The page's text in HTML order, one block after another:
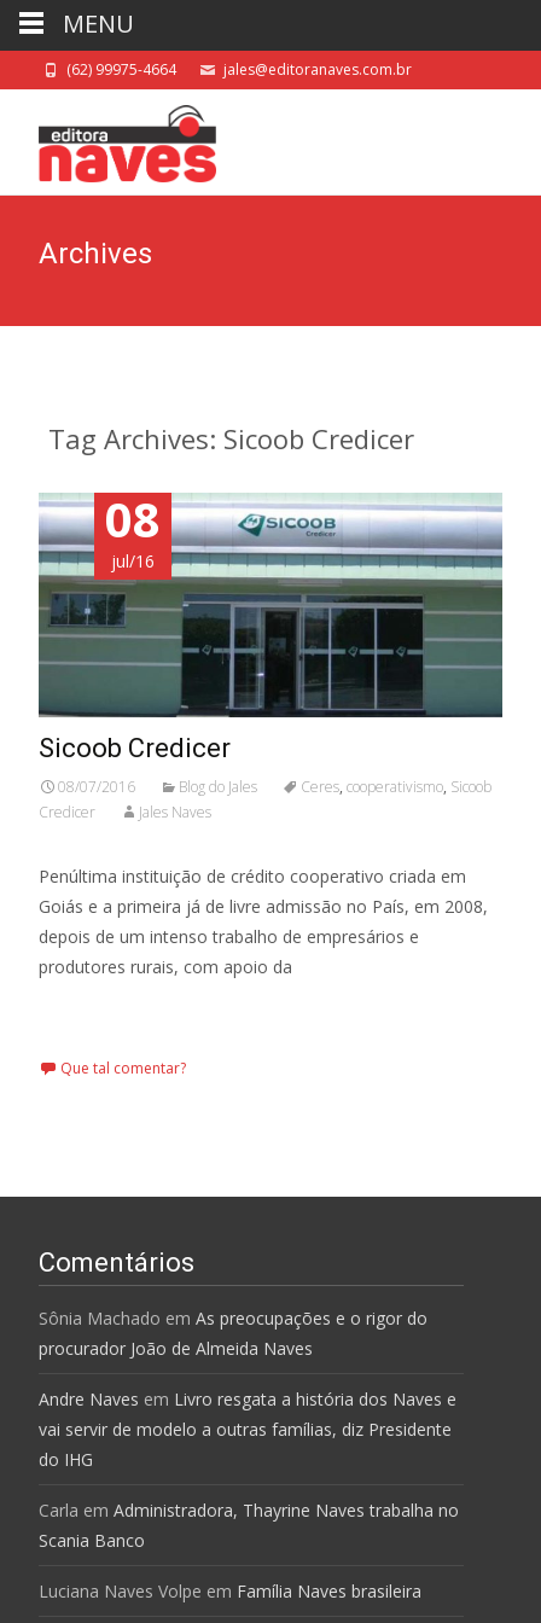
(62) 99975-4664 jales@editoranaves.com.br
Archives
Tag Archives: Sicoob Credicer
08
jul/16
Sicoob Credicer
08/07/2016 Blog do Jales Ceres, cooperativismo, Sicoob
Credicer
Jales Naves
Penúltima instituição de crédito cooperativo criada em
Goiás e a primeira já de livre admissão no País, em 2008,
depois de um intenso trabalho de empresários e
produtores rurais, com apoio da
Que tal comentar?
Comentários
Sônia Machado em As preocupações e o rigor do
procurador João de Almeida Naves
Andre Naves em Livro resgata a história dos Naves e
vai servir de modelo a outras famílias, diz Presidente
do IHG
Carla em Administradora, Thayrine Naves trabalha no
Scania Banco
Luciana Naves Volpe em Família Naves brasileira
MENU